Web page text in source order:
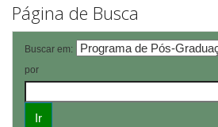
Página de Busca
Buscar em:
por